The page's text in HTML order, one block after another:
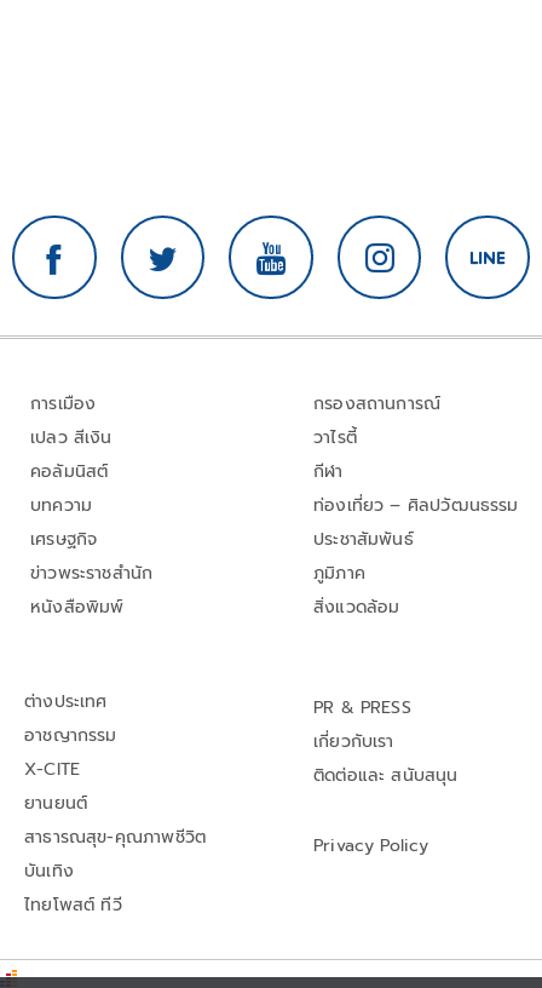
การเมือง
เปลว สีเงิน
คอลัมนิสต์
บทความ
เศรษฐกิจ
ข่าวพระราชสำนัก
หนังสือพิมพ์
กรองสถานการณ์
วาไรตี้
กีฬา
ท่องเที่ยว – ศิลปวัฒนธรรม
ประชาสัมพันธ์
ภูมิภาค
สิ่งแวดล้อม
ต่างประเทศ
อาชญากรรม
X-CITE
ยานยนต์
สาธารณสุข-คุณภาพชีวิต
บันเทิง
ไทยโพสต์ ทีวี
PR & PRESS
เกี่ยวกับเรา
ติดต่อและ สนับสนุน
Privacy Policy